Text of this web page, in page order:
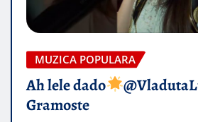
MUZICA POPULARA
Ah lele dado​
Gramoste